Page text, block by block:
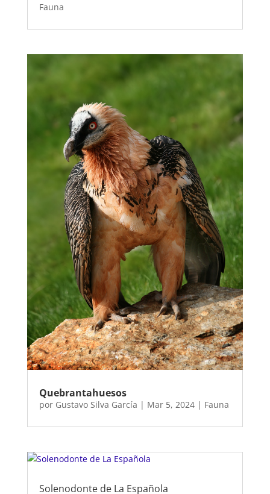
Fauna
Quebrantahuesos
por Gustavo Silva García | Mar 5, 2024| Fauna
Solenodonte de La Española